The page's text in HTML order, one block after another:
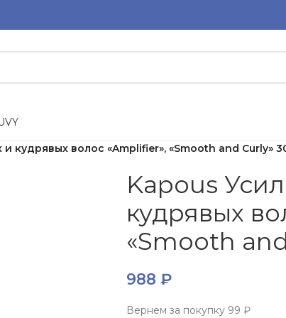
VY
кудрявых волос «Amplifier», «Smooth and Curly»
Kapous
кудрявых
«Smooth
988 ₽
Вернем за покупку99 ₽